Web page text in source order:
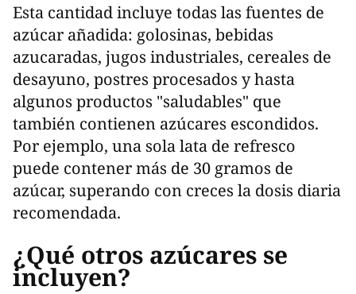
Esta cantidad incluye todas las fuentes de
azúcar añadida: golosinas, bebidas
azucaradas, jugos industriales, cereales de
desayuno, postres procesados y hasta
algunos productos "saludables" que
también contienen azúcares escondidos.
Por ejemplo, una sola lata de refresco
puede contener más de 30 gramos de
azúcar, superando con creces la dosis diaria
recomendada.
¿Qué otros azúcares se
incluyen?